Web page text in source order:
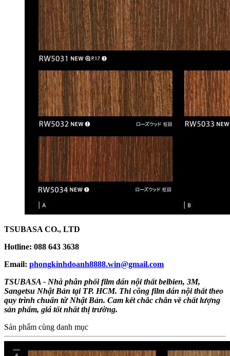
TSUBASA CO., LTD
Hotline: 088 643 3638
Email: phongkinhdoanh8888.win@gmail.com
TSUBASA - Nhà phân phối film dán nội thất belbien, 3M,
Sangetsu Nhật Bản tại TP. HCM. Thi công film dán nội thất theo
quy trình chuẩn từ Nhật Bản. Cam kết chắc chắn về chất lượng
sản phẩm, giá tốt nhất thị trường.
Sản phẩm cùng danh mục